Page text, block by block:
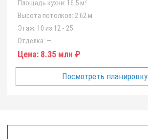
Площадь кухни: 16.5 м
Высота потолков: 2.62 м
Этаж: 10 из 12 - 25
Отделка: —
Цена: 8.35 млн ₽
Посмотреть планировку